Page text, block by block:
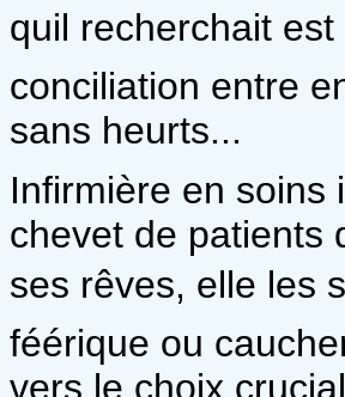
quil recherchait
conciliation entre
sans heurts...
Infirmière en soins
chevet de patients
ses rêves, elle les
féérique ou
vers le choix